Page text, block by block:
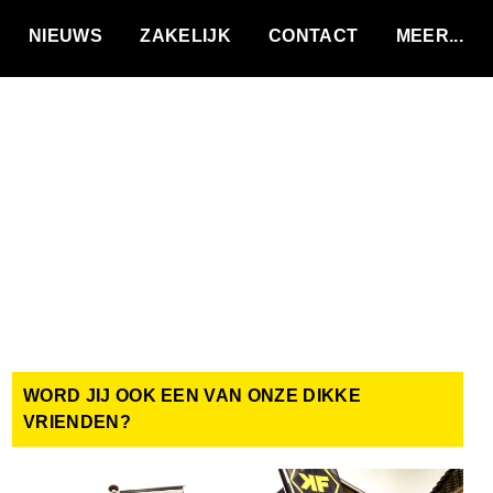
NIEUWS ZAKELIJK CONTACT
WORD JIJ OOK EEN VAN ONZE DIKKE
VRIENDEN?